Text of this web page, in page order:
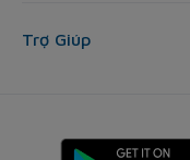
Trợ Giúp